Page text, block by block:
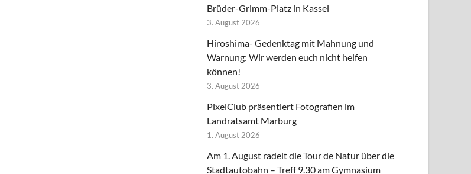
Brüder-Grimm-Platz in Kassel
3. August 2026
Hiroshima- Gedenktag mit Mahnung und
Warnung: Wir werden euch nicht helfen
können!
3. August 2026
PixelClub präsentiert Fotografien im
Landratsamt Marburg
1. August 2026
Am 1. August radelt die Tour de Natur über die
Stadtautobahn – Treff 9.30 am Gymnasium